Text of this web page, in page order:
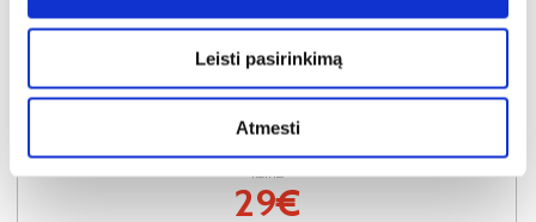
Leisti pasirinkimą
Atmesti
YRA SANDĖLYJE
BRAGA spintos 03 rankenėlės (2vnt.) (Juodos)
Kaina:
29€